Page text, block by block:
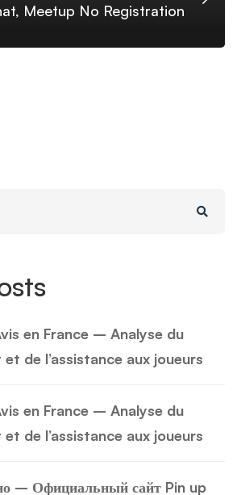
Meetup No Registration
en France – Analyse du
de l’assistance aux joueurs
en France – Analyse du
de l’assistance aux joueurs
– Официальный сайт Pin up